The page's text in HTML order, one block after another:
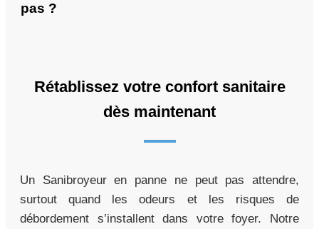
pas ?
Rétablissez votre confort sanitaire
dès maintenant
Un Sanibroyeur en panne ne peut pas attendre,
surtout quand les odeurs et les risques de
débordement s’installent dans votre foyer. Notre